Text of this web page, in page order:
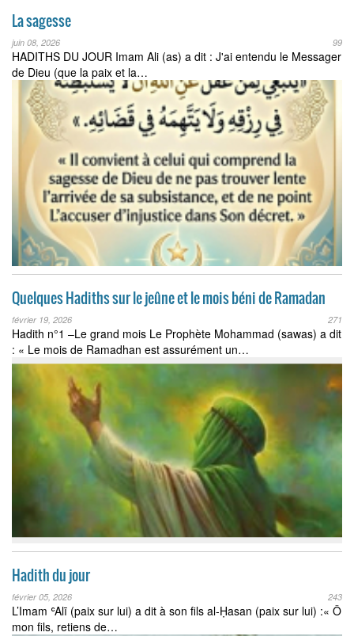
La sagesse
juin 08, 2026 99
HADITHS DU JOUR Imam Ali (as) a dit : J'ai entendu le Messager
de Dieu (que la paix et la…
Quelques Hadiths sur le jeûne et le mois béni de Ramadan
février 19, 2026 271
Hadith n°1 –Le grand mois Le Prophète Mohammad (sawas) a dit
: « Le mois de Ramadhan est assurément un…
Hadith du jour
février 05, 2026 243
L’Imam ʿAlī (paix sur lui) a dit à son fils al-Ḥasan (paix sur lui) :« Ô
mon fils, retiens de…